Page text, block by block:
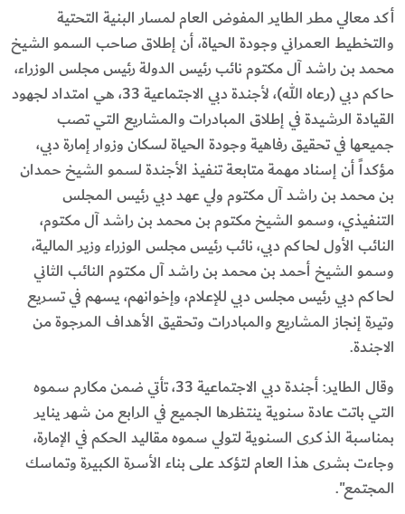
أكد معالي مطر الطاير المفوض العام لمسار البنية التحتية
والتخطيط العمراني وجودة الحياة، أن إطلاق صاحب السمو الشيخ
محمد بن راشد آل مكتوم نائب رئيس الدولة رئيس مجلس الوزراء،
حاكم دبي (رعاه الله)، لأجندة دبي الاجتماعية 33، هي امتداد لجهود
القيادة الرشيدة في إطلاق المبادرات والمشاريع التي تصب
جميعها في تحقيق رفاهية وجودة الحياة لسكان وزوار إمارة دبي،
مؤكداً أن إسناد مهمة متابعة تنفيذ الأجندة لسمو الشيخ حمدان
بن محمد بن راشد آل مكتوم ولي عهد دبي رئيس المجلس
التنفيذي، وسمو الشيخ مكتوم بن محمد بن راشد آل مكتوم،
النائب الأول لحاكم دبي، نائب رئيس مجلس الوزراء وزير المالية،
وسمو الشيخ أحمد بن محمد بن راشد آل مكتوم النائب الثاني
لحاكم دبي رئيس مجلس دبي للإعلام، وإخوانهم، يسهم في تسريع
وتيرة إنجاز المشاريع والمبادرات وتحقيق الأهداف المرجوة من
الاجندة.
وقال الطاير: أجندة دبي الاجتماعية 33، تأتي ضمن مكارم سموه
التي باتت عادة سنوية ينتظرها الجميع في الرابع من شهر يناير
بمناسبة الذكرى السنوية لتولي سموه مقاليد الحكم في الإمارة،
وجاءت بشرى هذا العام لتؤكد على بناء الأسرة الكبيرة وتماسك
المجتمع".